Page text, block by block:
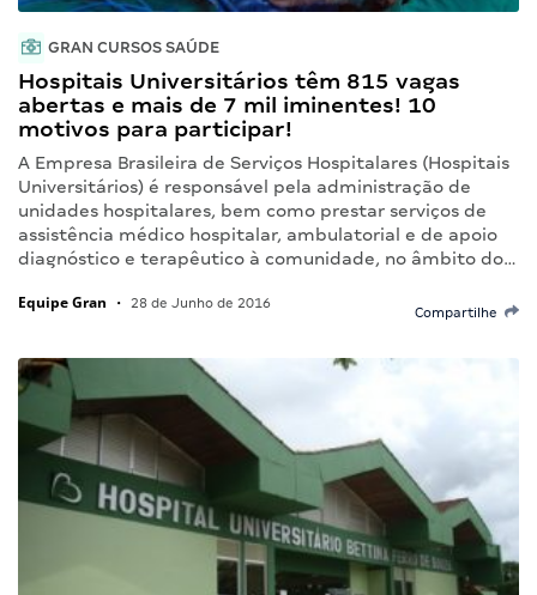
GRAN CURSOS SAÚDE
Hospitais Universitários têm 815 vagas
abertas e mais de 7 mil iminentes! 10
motivos para participar!
A Empresa Brasileira de Serviços Hospitalares (Hospitais
Universitários) é responsável pela administração de
unidades hospitalares, bem como prestar serviços de
assistência médico hospitalar, ambulatorial e de apoio
diagnóstico e terapêutico à comunidade, no âmbito do…
Equipe Gran • 28 de Junho de 2016
Compartilhe